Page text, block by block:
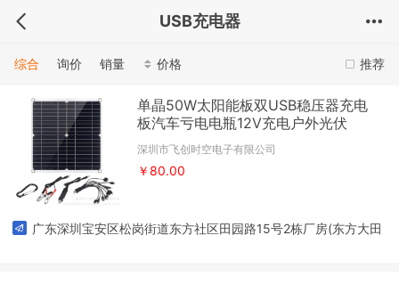
USB充电器
推荐
综合 询价 销量 价格
单晶50W太阳能板双USB稳压器充电
板汽车亏电电瓶12V充电户外光伏
深圳市飞创时空电子有限公司
￥80.00
广东深圳宝安区松岗街道东方社区田园路15号2栋厂房(东方大田